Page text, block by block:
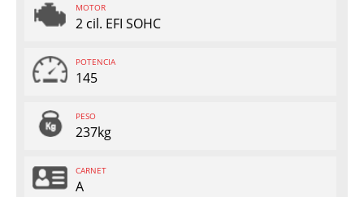
MOTOR
2 cil. EFI SOHC
POTENCIA
145
PESO
237kg
CARNET
A